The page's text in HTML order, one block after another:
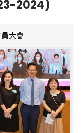
2024)
大會